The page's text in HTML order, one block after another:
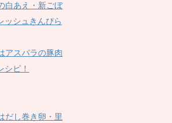
白あえ・新ごぼ
ッシュきんぴら
アスパラの豚肉
ピ！
だし巻き卵・里